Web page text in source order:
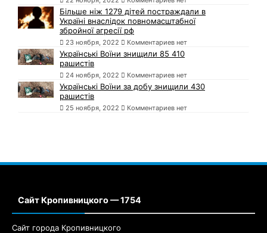
Більше ніж 1279 дітей постраждали в
Україні внаслідок повномасштабної
збройної агресії рф
23 ноября, 2022 Комментариев нет
Українські Воїни знищили 85 410
рашистів
24 ноября, 2022 Комментариев нет
Українські Воїни за добу знищили 430
рашистів
25 ноября, 2022 Комментариев нет
Сайт Кропивницкого — 1754
Сайт города Кропивницкого